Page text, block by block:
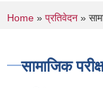
You are
Home » प्रतिवेदन »
सामाजिक